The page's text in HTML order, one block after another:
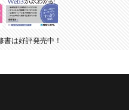
書は好評発売中！